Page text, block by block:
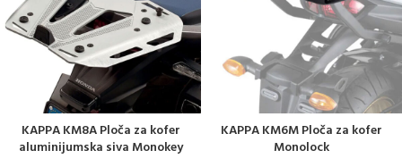
KAPPA KM8A Ploča za kofer
aluminijumska siva Monokey
KAPPA KM6M Ploča za kofer
Monolock